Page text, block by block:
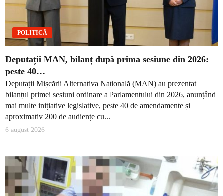
POLITICĂ
Deputații MAN, bilanț după prima sesiune din 2026:
peste 40…
Deputații Mișcării Alternativa Națională (MAN) au prezentat
bilanțul primei sesiuni ordinare a Parlamentului din 2026, anunțând
mai multe inițiative legislative, peste 40 de amendamente și
aproximativ 200 de audiențe cu...
6 august 2026